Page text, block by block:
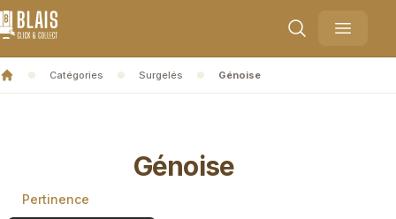
Blais Collect
Ouvrir
Accueil
Catégories Surgelés Génoise
Génoise
Pertinence